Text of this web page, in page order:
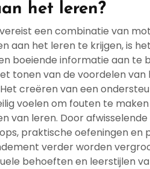
het leren?
een combinatie van
aan het leren te krijgen, is
boeiende informatie aan te
tonen van de voordelen
creëren van een
voelen om fouten te
van leren. Door
praktische oefeningen
verder worden
behoeften en leerstijlen